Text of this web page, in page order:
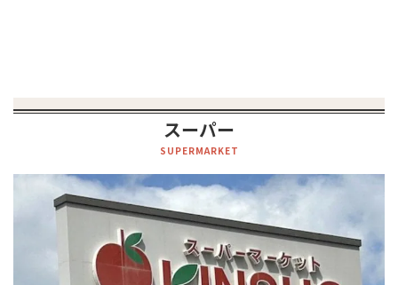
スーパー
SUPERMARKET